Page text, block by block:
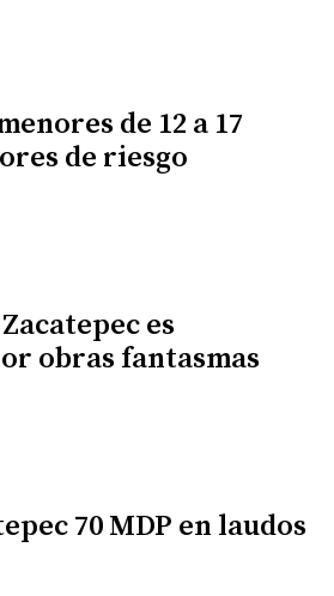
de 12 a 17
de riesgo
es
obras fantasmas
70 MDP en laudos